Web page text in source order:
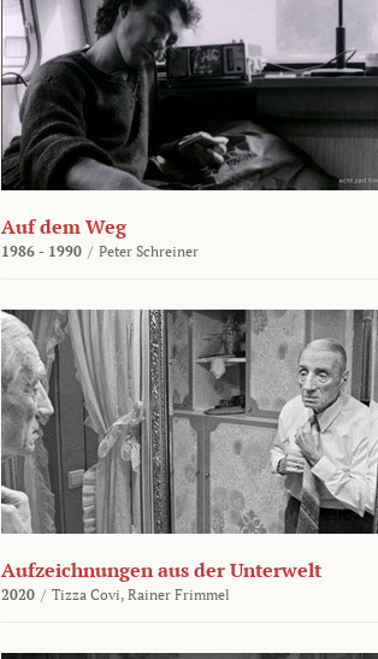
Auf dem Weg
1986 - 1990 / Peter Schreiner
Aufzeichnungen aus der Unterwelt
2020 / Tizza Covi, Rainer Frimmel